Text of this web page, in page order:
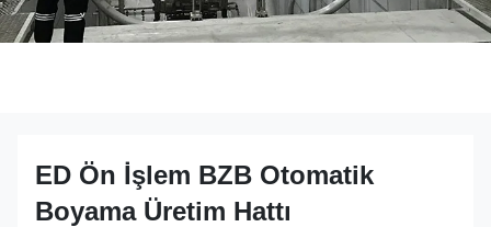
ED Ön İşlem BZB Otomatik
Boyama Üretim Hattı